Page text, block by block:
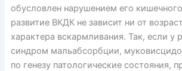
обусловлен нарушением его
развитие ВКДК не зависит ни от
характера вскармливания. Так, если у
синдром мальабсорбции,
по генезу патологические состояния,